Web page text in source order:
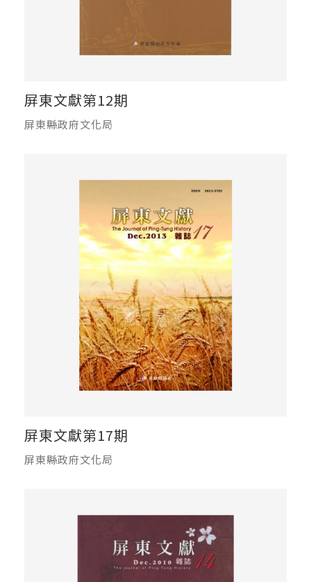
屏東文獻第12期
屏東縣政府文化局
屏東文獻第17期
屏東縣政府文化局